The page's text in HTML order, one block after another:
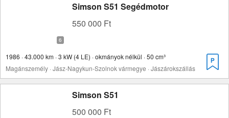
Simson S51 Segédmotor
550 000 Ft
1986 · 43.000 km · 3 kW (4 LE) · okmányok nélkül · 50 cm³
Magánszemély · Jász-Nagykun-Szolnok vármegye · Jászárokszállás
Simson S51
500 000 Ft